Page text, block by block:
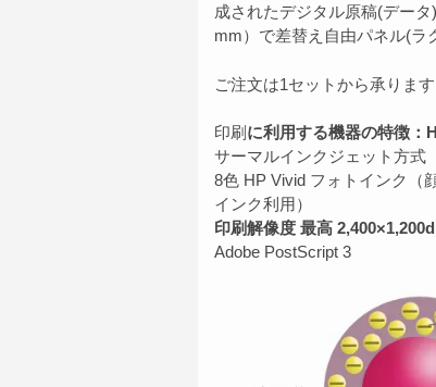
成されたデジタル原稿(デー
mm）で差替え自由パネル(ラ
ご注文は1セットから承りま
印刷 に利用する機器の特徴：
サーマルインクジェット方式
8色 HP Vivid フォトインク（
インク利用）
印刷解像度 最高
Adobe PostScript 3